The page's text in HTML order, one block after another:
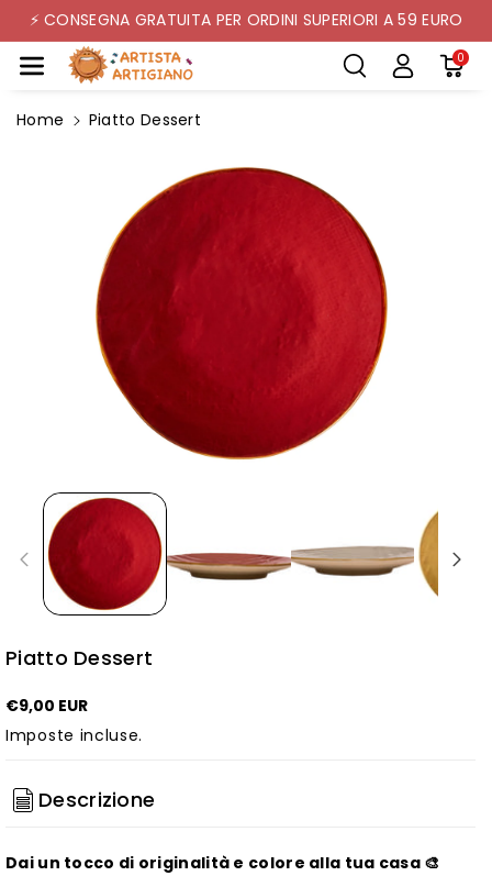
Mente Ai C
Ontenuti
⚡ CONSEGNA GRATUITA PER ORDINI SUPERIORI A 59 EURO
0
Home Piatto Dessert
Piatto Dessert
€9,00 EUR
Imposte incluse.
Descrizione
Dai un tocco di originalità e colore alla tua casa 🎨